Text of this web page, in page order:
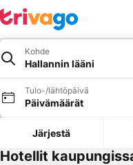
Kohde
Hallannin lääni
Tulo-/lähtöpäivä
Päivämäärät
Järjestä
Hotellit